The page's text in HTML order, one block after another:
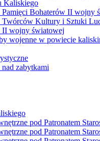
Kaliskiego
Bohaterów II wojny
Twórców Kultury i Sztuki
II wojny światowej
wojenne w powiecie
zabytkami
pod Patronatem
pod Patronatem